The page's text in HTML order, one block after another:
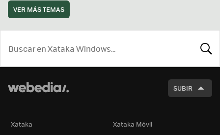
VER MÁS TEMAS
SUBIR
Xataka Xataka Móvil